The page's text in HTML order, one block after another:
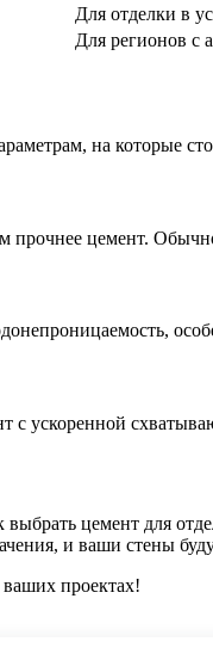
Для отделки в
Для регионов с
на которые
прочнее цемент.
с ускоренной
цемент для
и ваши стены
ваших проектах!